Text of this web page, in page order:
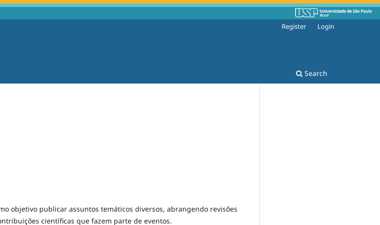
Search
Register Login
objetivo publicar assuntos temáticos diversos, abrangendo revisões
científicas que fazem parte de eventos.